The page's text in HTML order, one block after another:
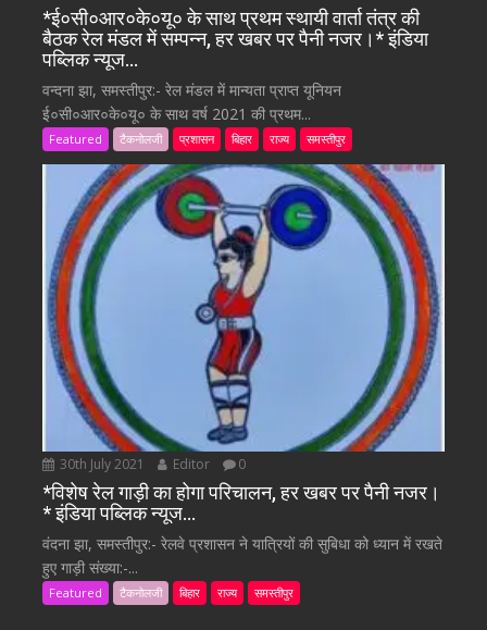
*ई०सी०आर०के०यू० के साथ प्रथम स्थायी वार्ता तंत्र की
बैठक रेल मंडल में सम्पन्न, हर खबर पर पैनी नजर।* इंडिया
पब्लिक न्यूज…
वन्दना झा, समस्तीपुर:- रेल मंडल में मान्यता प्राप्त यूनियन
ई०सी०आर०के०यू० के साथ वर्ष 2021 की प्रथम...
Featured टैकनोलजी प्रशासन बिहार राज्य समस्तीपुर
30th July 2021 Editor 0
*विशेष रेल गाड़ी का होगा परिचालन, हर खबर पर पैनी नजर।
* इंडिया पब्लिक न्यूज…
वंदना झा, समस्तीपुर:- रेलवे प्रशासन ने यात्रियों की सुबिधा को ध्यान में रखते
हुए गाड़ी संख्या:-...
Featured टैकनोलजी बिहार राज्य समस्तीपुर